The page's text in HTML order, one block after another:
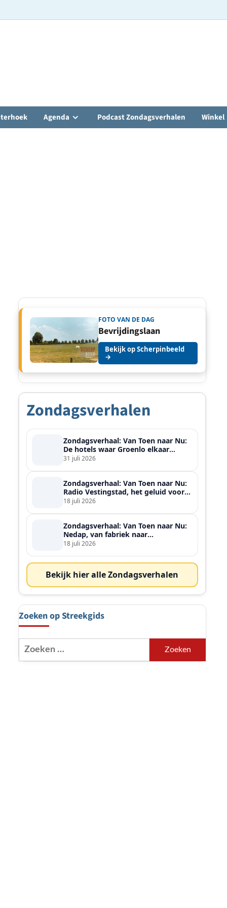
Agenda Podcast Zondagsverhalen Winkel
FOTO VAN DE DAG
Bevrijdingslaan
Bekijk op Scherpinbeeld
→
Zondagsverhalen
Zondagsverhaal: Van Toen naar Nu:
De hotels waar Groenlo elkaar
ontmoette
31 juli 2026
Zondagsverhaal: Van Toen naar Nu:
Radio Vestingstad, het geluid voor
heel de streek
18 juli 2026
Zondagsverhaal: Van Toen naar Nu:
Nedap, van fabriek naar
wereldspeler
18 juli 2026
Bekijk hier alle Zondagsverhalen
Zoeken op Streekgids
Zoeken
naar: